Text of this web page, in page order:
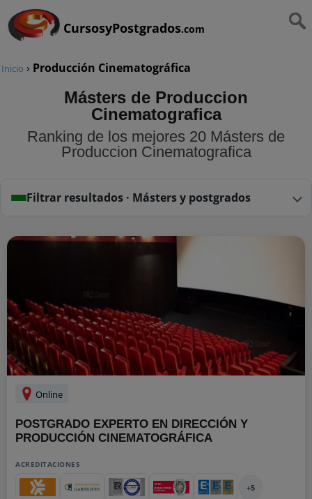
CursosyPostgrados.com
Inicio › Producción Cinematográfica
Másters de Produccion
Cinematografica
Ranking de los mejores 20 Másters de
Produccion Cinematografica
Filtrar resultados · Másters y postgrados
Online
POSTGRADO EXPERTO EN DIRECCIÓN Y
PRODUCCIÓN CINEMATOGRÁFICA
ACREDITACIONES
+5